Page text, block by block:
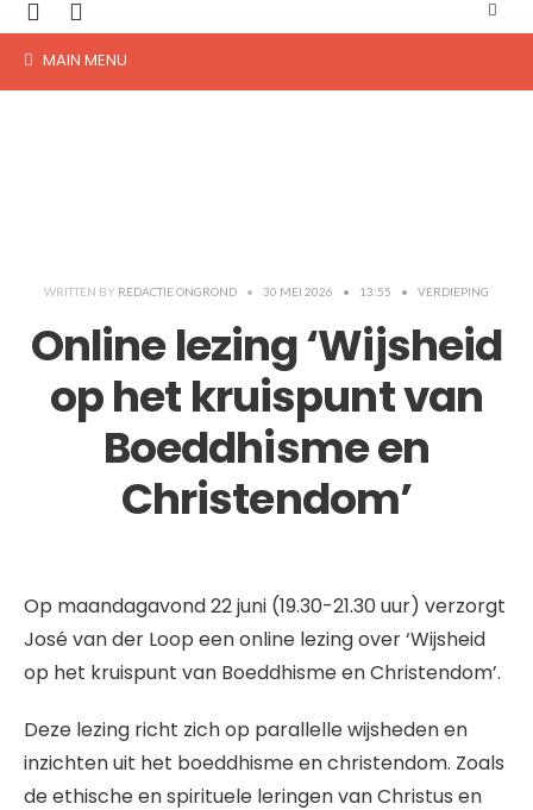
MAIN MENU
WRITTEN BY REDACTIE ONGROND • 30 MEI 2026 • 13:55 • VERDIEPING
Online lezing ‘Wijsheid
op het kruispunt van
Boeddhisme en
Christendom’
Op maandagavond 22 juni (19.30-21.30 uur) verzorgt
José van der Loop een online lezing over ‘Wijsheid
op het kruispunt van Boeddhisme en Christendom’.
Deze lezing richt zich op parallelle wijsheden en
inzichten uit het boeddhisme en christendom. Zoals
de ethische en spirituele leringen van Christus en